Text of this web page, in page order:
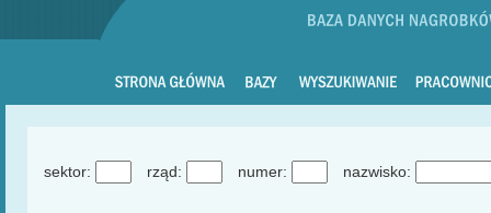
sektor: rząd: numer: nazwisko: